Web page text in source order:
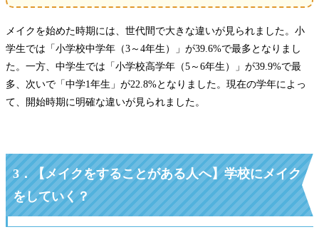
メイクを始めた時期には、世代間で大きな違いが見られました。小
学生では「小学校中学年（3～4年生）」が39.6%で最多となりまし
た。一方、中学生では「小学校高学年（5～6年生）」が39.9%で最
多、次いで「中学1年生」が22.8%となりました。現在の学年によっ
て、開始時期に明確な違いが見られました。
3．【メイクをすることがある人へ】学校にメイク
をしていく？